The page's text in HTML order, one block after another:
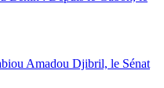
Amadou Djibril, le Sénat